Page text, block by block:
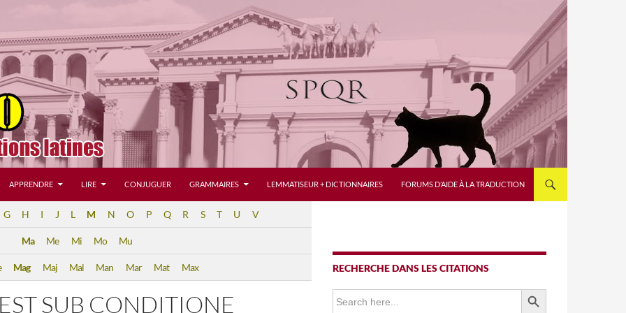
APPRENDRE LIRE CONJUGUER GRAMMAIRES LEMMATISEUR + DICTIONNAIRES FORUMS D’AIDE À LA TRADUCTION
G H I J L M N O P Q R S T U V
Ma Me Mi Mo Mu
Mag Maj Mal Man Mar Mat Max
SUB CONDITIONE
RECHERCHE DANS LES CITATIONS
Search
for:
SEARCH BUTTON